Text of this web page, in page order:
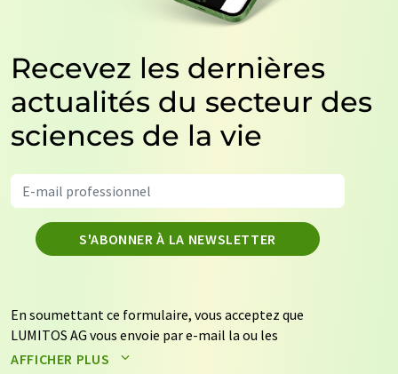
Recevez les dernières
actualités du secteur des
sciences de la vie
S'ABONNER À LA NEWSLETTER
En soumettant ce formulaire, vous acceptez que
LUMITOS AG vous envoie par e-mail la ou les
newsletters sélectionnées ci-dessus. Vos données ne
AFFICHER PLUS